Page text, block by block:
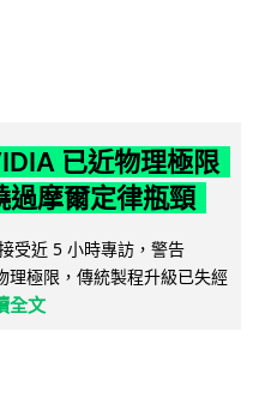
已近物理極限
過摩爾定律瓶頸
受近 5 小時專訪，警告
理極限，傳統製程升級已失經
全文